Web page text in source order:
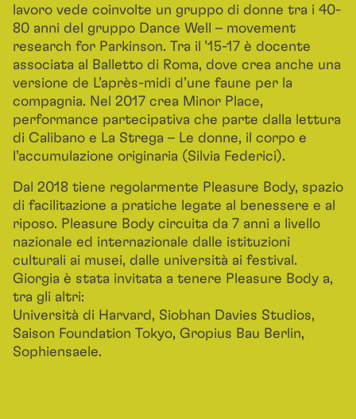
lavoro vede coinvolte un gruppo di donne tra i 40-
80 anni del gruppo Dance Well – movement
research for Parkinson. Tra il ’15-17 è docente
associata al Balletto di Roma, dove crea anche una
versione de L’après-midi d’une faune per la
compagnia. Nel 2017 crea Minor Place,
performance partecipativa che parte dalla lettura
di Calibano e La Strega – Le donne, il corpo e
l’accumulazione originaria (Silvia Federici).
Dal 2018 tiene regolarmente Pleasure Body, spazio
di facilitazione a pratiche legate al benessere e al
riposo. Pleasure Body circuita da 7 anni a livello
nazionale ed internazionale dalle istituzioni
culturali ai musei, dalle università ai festival.
Giorgia è stata invitata a tenere Pleasure Body a,
tra gli altri:
Università di Harvard, Siobhan Davies Studios,
Saison Foundation Tokyo, Gropius Bau Berlin,
Sophiensaele.